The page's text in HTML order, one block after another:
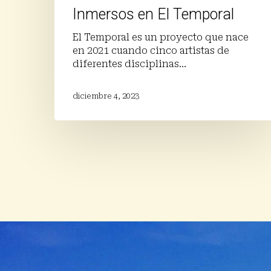
Inmersos en El Temporal
El Temporal es un proyecto que nace
en 2021 cuando cinco artistas de
diferentes disciplinas…
diciembre 4, 2023